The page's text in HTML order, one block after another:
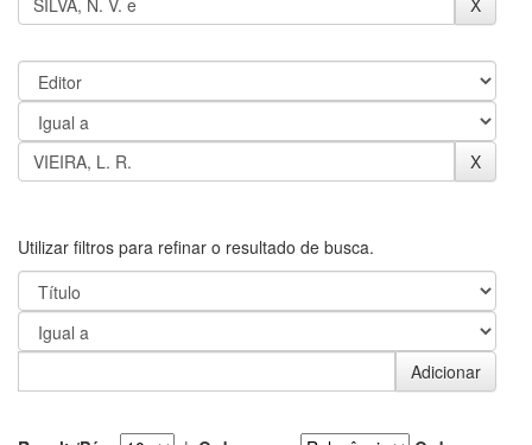
Utilizar filtros para refinar o resultado de busca.